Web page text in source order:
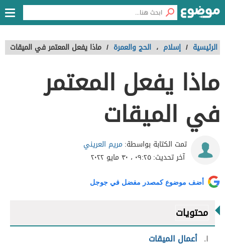
الرئيسية / إسلام ، الحج والعمرة / ماذا يفعل المعتمر في الميقات
ماذا يفعل المعتمر
في الميقات
تمت الكتابة بواسطة: مريم العريني
آخر تحديث:٠٩:٢٥ ، ٣٠ مايو ٢٠٢٢
أضف موضوع كمصدر مفضل في جوجل
محتويات
١ أعمال الميقات